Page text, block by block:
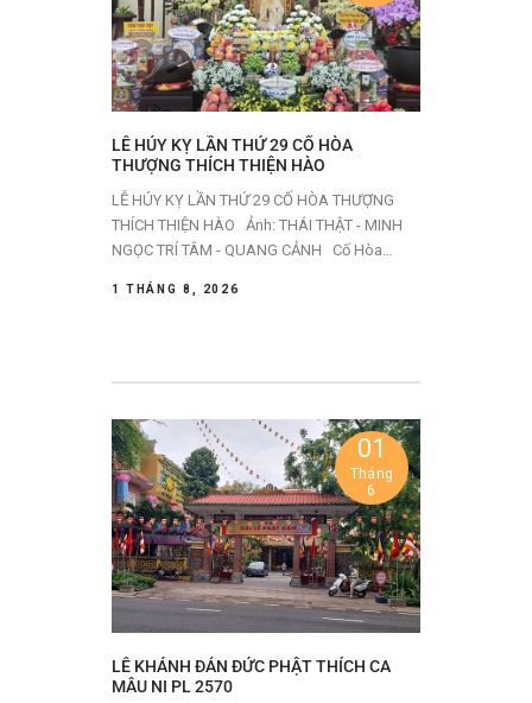
LỄ HÚY KỴ LẦN THỨ 29 CỐ HÒA
THƯỢNG THÍCH THIỆN HÀO
LỄ HÚY KỴ LẦN THỨ 29 CỐ HÒA THƯỢNG
THÍCH THIỆN HÀO Ảnh: THÁI THẬT - MINH
NGỌC TRÍ TÂM - QUANG CẢNH Cố Hòa…
1 THÁNG 8, 2026
01
Tháng
6
LỄ KHÁNH ĐẢN ĐỨC PHẬT THÍCH CA
MÂU NI PL 2570